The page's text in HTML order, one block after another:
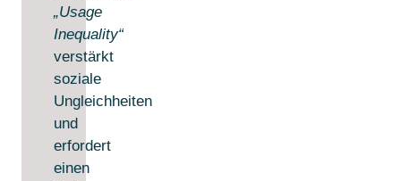
„Usage
Inequality“
verstärkt
soziale
Ungleichheiten
und
erfordert
einen